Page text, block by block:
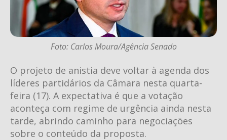
Foto: Carlos Moura/Agência Senado
O projeto de anistia deve voltar à agenda dos
líderes partidários da Câmara nesta quarta-
feira (17). A expectativa é que a votação
aconteça com regime de urgência ainda nesta
tarde, abrindo caminho para negociações
sobre o conteúdo da proposta.